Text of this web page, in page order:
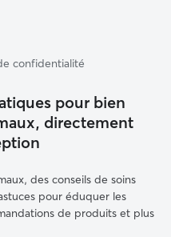
confidentialité
pour bien
directement
des conseils de soins
pour éduquer les
de produits et plus